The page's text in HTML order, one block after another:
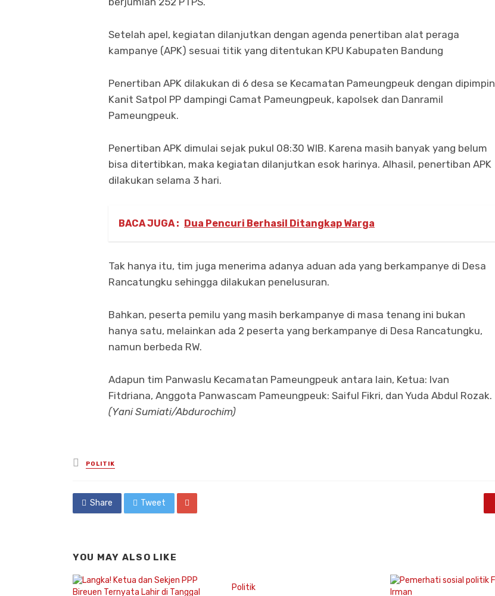
Setelah apel, kegiatan dilanjutkan dengan agenda penertiban alat peraga
kampanye (APK) sesuai titik yang ditentukan KPU Kabupaten Bandung
Penertiban APK dilakukan di 6 desa se Kecamatan Pameungpeuk dengan dipimpin
Kanit Satpol PP dampingi Camat Pameungpeuk, kapolsek dan Danramil
Pameungpeuk.
Penertiban APK dimulai sejak pukul 08:30 WIB. Karena masih banyak yang belum
bisa ditertibkan, maka kegiatan dilanjutkan esok harinya. Alhasil, penertiban APK
dilakukan selama 3 hari.
BACA JUGA : Dua Pencuri Berhasil Ditangkap Warga
Tak hanya itu, tim juga menerima adanya aduan ada yang berkampanye di Desa
Rancatungku sehingga dilakukan penelusuran.
Bahkan, peserta pemilu yang masih berkampanye di masa tenang ini bukan
hanya satu, melainkan ada 2 peserta yang berkampanye di Desa Rancatungku,
namun berbeda RW.
Adapun tim Panwaslu Kecamatan Pameungpeuk antara lain, Ketua: Ivan
Fitdriana, Anggota Panwascam Pameungpeuk: Saiful Fikri, dan Yuda Abdul Rozak.
(Yani Sumiati/Abdurochim)
Posted
in
POLITIK
Share Tweet
YOU MAY ALSO LIKE
Politik